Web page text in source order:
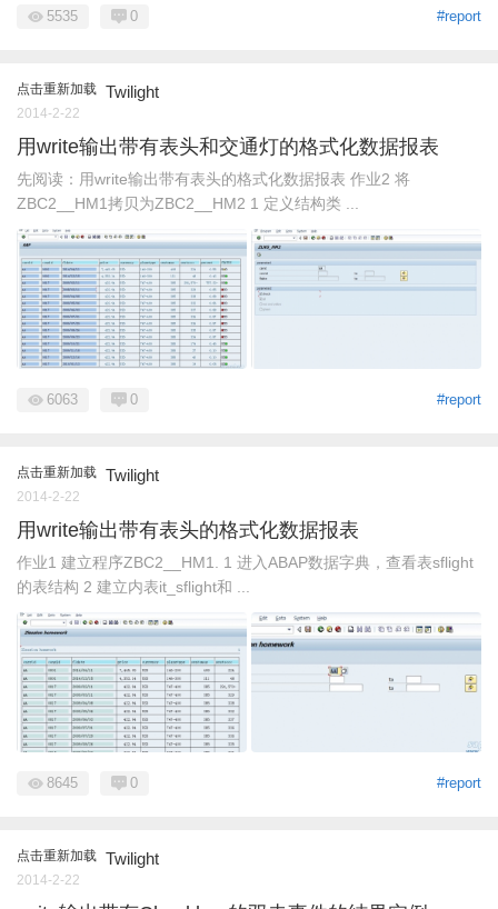
#report
5535 0
点击重新加载 Twilight
2014-2-22
用write输出带有表头和交通灯的格式化数据报表
先阅读：用write输出带有表头的格式化数据报表 作业2 将
ZBC2__HM1拷贝为ZBC2__HM2 1 定义结构类 ...
#report
6063 0
点击重新加载 Twilight
2014-2-22
用write输出带有表头的格式化数据报表
作业1 建立程序ZBC2__HM1. 1 进入ABAP数据字典，查看表sflight
的表结构 2 建立内表it_sflight和 ...
#report
8645 0
点击重新加载 Twilight
2014-2-22